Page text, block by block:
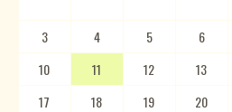
3
4 5 6
10
11 12 13
17
18 19 20
7
8 9 10
14
15 16 17
21
22 23 24